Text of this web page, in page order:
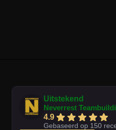
Uitstekend
Neverrest
4.9
Gebaseerd op 150